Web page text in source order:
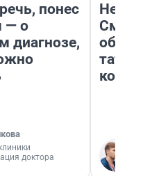
понес
— о
диагнозе,
доктора